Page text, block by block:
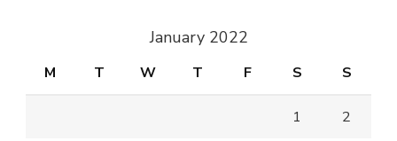
January 2022
M T W T F S S
1 2